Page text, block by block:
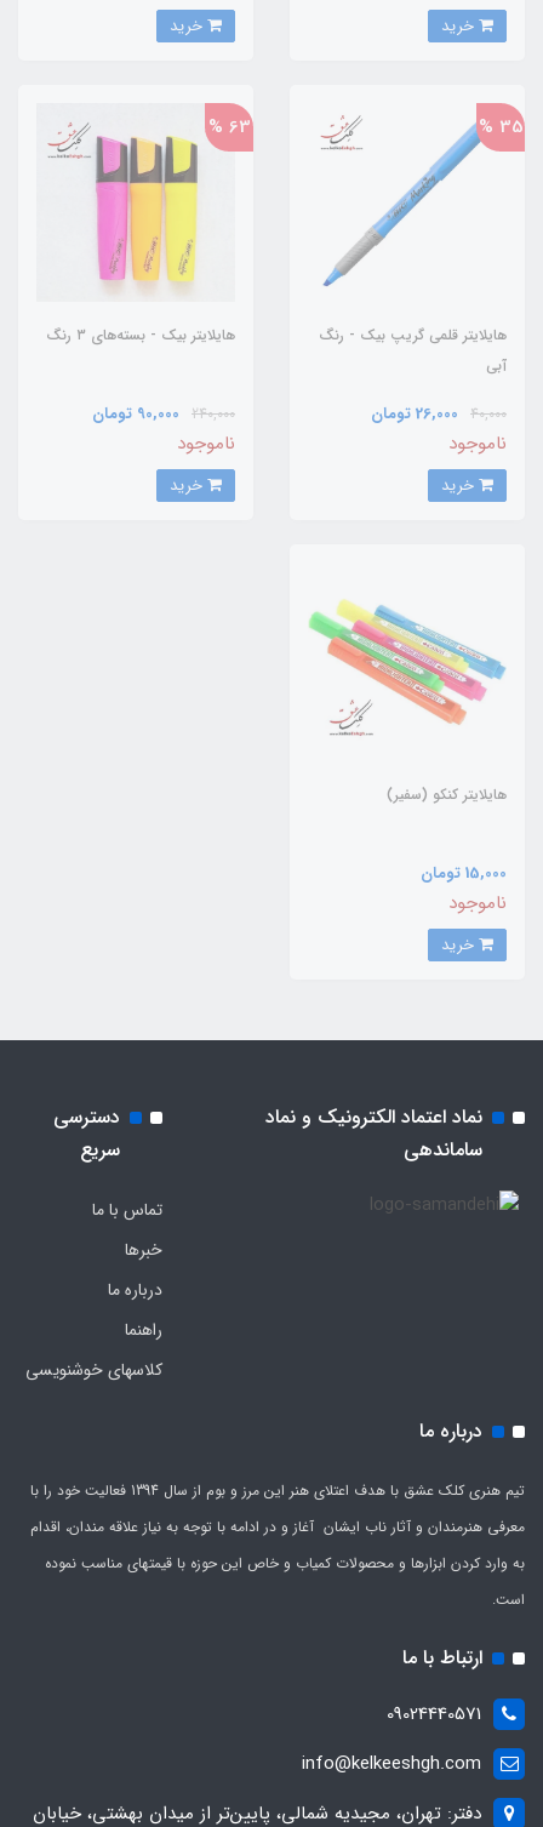
35 %
هایلایتر قلمی گریپ بیک - رنگ
آبی
40,000 26,000 تومان
ناموجود
63 %
هایلایتر بیک - بسته‌های ۳ رنگ
240,000 90,000 تومان
ناموجود
هایلایتر کنکو (سفیر)
15,000 تومان
ناموجود
نماد اعتماد الکترونیک و نماد
ساماندهی
دسترسی
سریع
تماس با ما
خبرها
درباره ما
راهنما
کلاسهای خوشنویسی
درباره ما
تیم هنری کلک عشق با هدف اعتلای هنر این مرز و بوم از سال 1394 فعالیت خود را با
معرفی هنرمندان و آثار ناب ایشان آغاز و در ادامه با توجه به نیاز علاقه مندان، اقدام
به وارد کردن ابزارها و محصولات کمیاب و خاص این حوزه با قیمتهای مناسب نموده
است.
ارتباط با ما
09024440571
info@kelkeeshgh.com
دفتر: تهران، مجیدیه شمالی، پایین‌تر از میدان بهشتی، خیابان